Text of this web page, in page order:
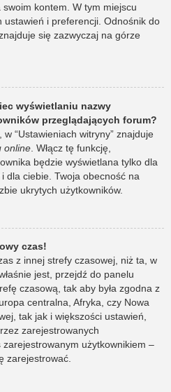
kontem. W tym miejscu
ustawień i preferencji. Odnośnik do
się zazwyczaj na górze
wyświetlaniu nazwy
przeglądających forum?
“Ustawieniach witryny” znajduje
online . Włącz tę funkcję,
będzie wyświetlana tylko dla
dla ciebie. Twoja obecność na
ukrytych użytkowników.
czas!
z innej strefy czasowej, niż ta, w
jest, przejdź do panelu
czasową, tak aby była zgodna z
centralna, Afryka, czy Nowa
tak jak i większości ustawień,
zarejestrowanych
użytkownikiem –
zarejestrować.